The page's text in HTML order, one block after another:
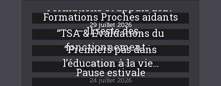
Formations et appuis 2027
29 juillet 2026
Formations Proches aidants
– Il reste des...
24 juillet 2026
“TSA & Evaluations du
fonctionnement :...
24 juillet 2026
“Premiers pas dans
l’éducation à la vie...
24 juillet 2026
Pause estivale